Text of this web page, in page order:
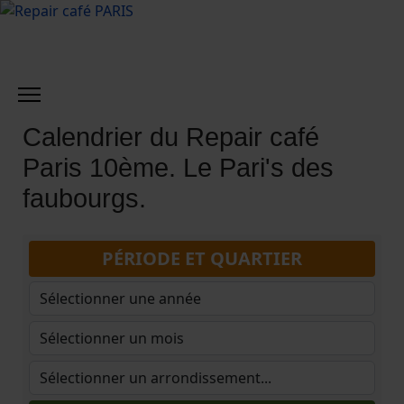
Calendrier du Repair café
Paris 10ème. Le Pari's des
faubourgs.
PÉRIODE ET QUARTIER